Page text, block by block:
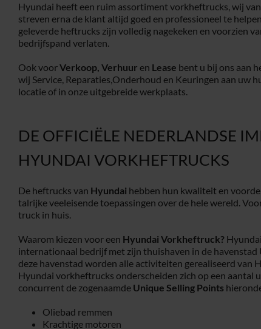
Hyundai heeft een ruim assortiment vorkheftrucks, wij van
streven erna de klant altijd goed en professioneel te
geleverde heftrucks zijn volledig nagekeken en voorzien
bedrijfspand verlaten.
Ook voorVerkoop, Verhuur en Lease bent u bij ons aan
wij Service, Reparaties,Onderhoud en Keuringen aan uw
locatie of in onze uitgebreide werkplaats.
DE OFFICIËLE NEDERLANDSE
HYUNDAI VORKHEFTRUCKS
De heftrucks van Hyundai hebben hun kwaliteit en
talrijke veeleisende toepassingen over de hele wereld.
truck in huis.
Waarom kiezen voor een Hyundai Vorkheftruck?
internationaal bedrijf met zijn thuishaven in de havenstad
deze havenstad worden alle activiteiten gerealiseerd van
Hyundai vorkheftrucks onderscheiden zich op een aantal
concurrent de zogenaamde Unique Selling Points
Oliebad remmen
Krachtige motoren